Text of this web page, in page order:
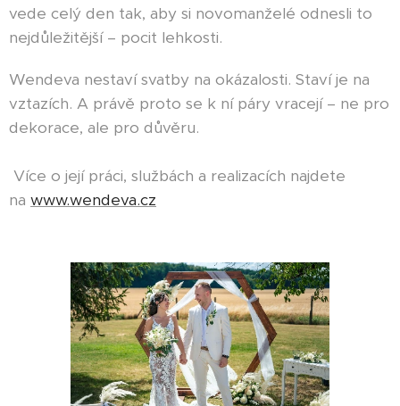
vede celý den tak, aby si novomanželé odnesli to
nejdůležitější – pocit lehkosti.
Wendeva nestaví svatby na okázalosti. Staví je na
vztazích. A právě proto se k ní páry vracejí – ne pro
dekorace, ale pro důvěru.
Více o její práci, službách a realizacích najdete
na www.wendeva.cz